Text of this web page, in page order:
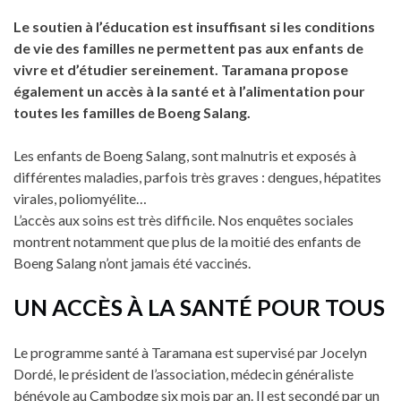
Le soutien à l’éducation est insuffisant si les conditions
de vie des familles ne permettent pas aux enfants de
vivre et d’étudier sereinement. Taramana propose
également un accès à la santé et à l’alimentation pour
toutes les familles de Boeng Salang.
Les enfants de Boeng Salang, sont malnutris et exposés à
différentes maladies, parfois très graves : dengues, hépatites
virales, poliomyélite…
L’accès aux soins est très difficile. Nos enquêtes sociales
montrent notamment que plus de la moitié des enfants de
Boeng Salang n’ont jamais été vaccinés.
UN ACCÈS À LA SANTÉ POUR TOUS
Le programme santé à Taramana est supervisé par Jocelyn
Dordé, le président de l’association, médecin généraliste
bénévole au Cambodge six mois par an. Il est secondé par un